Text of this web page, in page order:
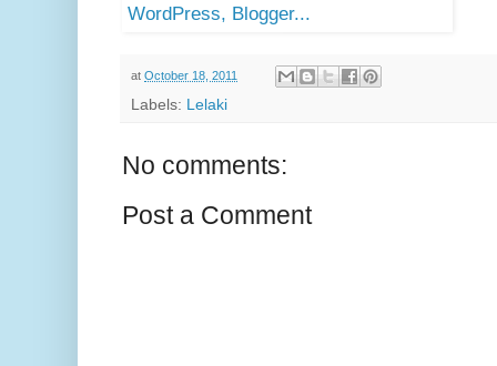
at October 18, 2011
Labels: Lelaki
No comments:
Post a Comment